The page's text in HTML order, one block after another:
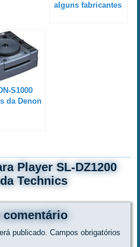
alguns fabricantes
S1000
da Denon
Player SL-DZ1200
Technics
comentário
publicado. Campos obrigatórios